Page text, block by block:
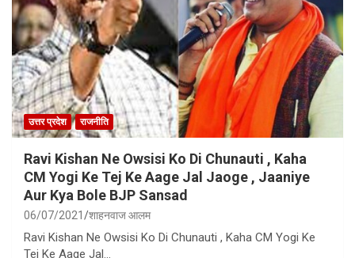
उत्तर प्रदेश राजनीति
Ravi Kishan Ne Owsisi Ko Di Chunauti , Kaha
CM Yogi Ke Tej Ke Aage Jal Jaoge , Jaaniye
Aur Kya Bole BJP Sansad
06/07/2021 शाहनवाज आलम
Ravi Kishan Ne Owsisi Ko Di Chunauti , Kaha CM Yogi Ke
Tej Ke Aage Jal…